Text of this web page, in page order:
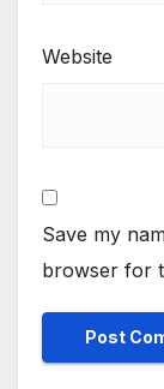
Website
Save my
browser for